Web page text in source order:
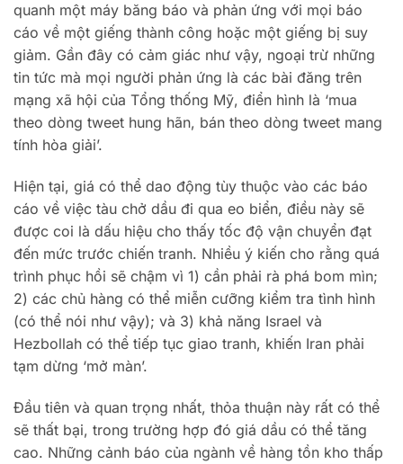
quanh một máy băng báo và phản ứng với mọi báo
cáo về một giếng thành công hoặc một giếng bị suy
giảm. Gần đây có cảm giác như vậy, ngoại trừ những
tin tức mà mọi người phản ứng là các bài đăng trên
mạng xã hội của Tổng thống Mỹ, điển hình là ‘mua
theo dòng tweet hung hãn, bán theo dòng tweet mang
tính hòa giải’.
Hiện tại, giá có thể dao động tùy thuộc vào các báo
cáo về việc tàu chở dầu đi qua eo biển, điều này sẽ
được coi là dấu hiệu cho thấy tốc độ vận chuyển đạt
đến mức trước chiến tranh. Nhiều ý kiến ​​cho rằng quá
trình phục hồi sẽ chậm vì 1) cần phải rà phá bom mìn;
2) các chủ hàng có thể miễn cưỡng kiểm tra tình hình
(có thể nói như vậy); và 3) khả năng Israel và
Hezbollah có thể tiếp tục giao tranh, khiến Iran phải
tạm dừng ‘mở màn’.
Đầu tiên và quan trọng nhất, thỏa thuận này rất có thể
sẽ thất bại, trong trường hợp đó giá dầu có thể tăng
cao. Những cảnh báo của ngành về hàng tồn kho thấp